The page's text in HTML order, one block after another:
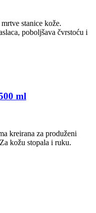
stanice kože.
poboljšava čvrstoću i
ml
kreirana za produženi
kožu stopala i ruku.